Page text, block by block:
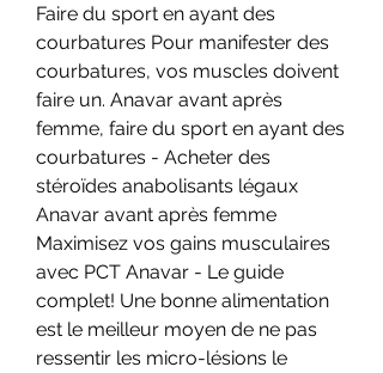
Faire du sport en ayant des
courbatures Pour manifester des
courbatures, vos muscles doivent
faire un. Anavar avant après
femme, faire du sport en ayant des
courbatures - Acheter des
stéroïdes anabolisants légaux
Anavar avant après femme
Maximisez vos gains musculaires
avec PCT Anavar - Le guide
complet! Une bonne alimentation
est le meilleur moyen de ne pas
ressentir les micro-lésions le